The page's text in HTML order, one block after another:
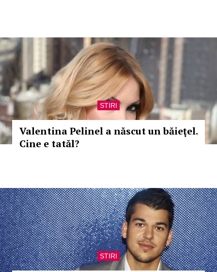
STIRI
Valentina Pelinel a născut un băieţel.
Cine e tatăl?
STIRI